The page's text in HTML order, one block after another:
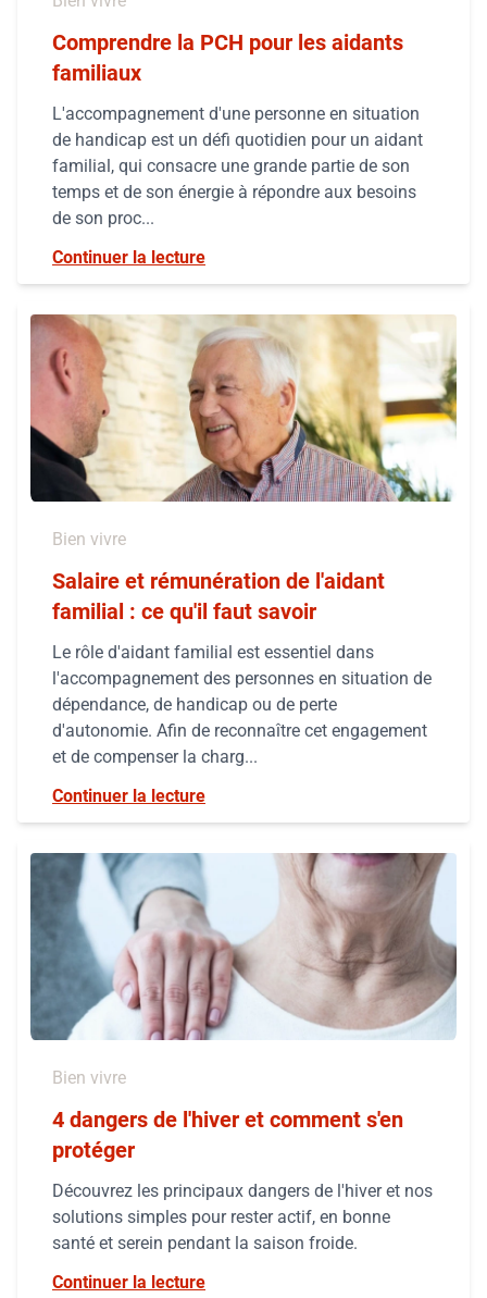
Comprendre la PCH pour les aidants
familiaux
L'accompagnement d'une personne en situation
de handicap est un défi quotidien pour un aidant
familial, qui consacre une grande partie de son
temps et de son énergie à répondre aux besoins
de son proc...
Continuer la lecture
Bien vivre
Salaire et rémunération de l'aidant
familial : ce qu'il faut savoir
Le rôle d'aidant familial est essentiel dans
l'accompagnement des personnes en situation de
dépendance, de handicap ou de perte
d'autonomie. Afin de reconnaître cet engagement
et de compenser la charg...
Continuer la lecture
Bien vivre
4 dangers de l'hiver et comment s'en
protéger
Découvrez les principaux dangers de l'hiver et nos
solutions simples pour rester actif, en bonne
santé et serein pendant la saison froide.
Continuer la lecture